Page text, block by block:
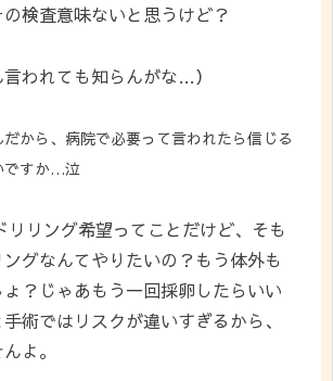
検査意味ないと思うけど？
言われても知らんがな…）
から、病院で必要って言われたら信じる
ですか…泣
リリング希望ってことだけど、そも
グなんてやりたいの？もう体外も
？じゃあもう一回採卵したらいい
術ではリスクが違いすぎるから、
よ。